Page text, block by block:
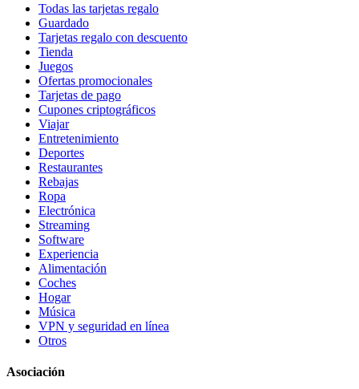
Todas las tarjetas regalo
Guardado
Tarjetas regalo con descuento
Tienda
Juegos
Ofertas promocionales
Tarjetas de pago
Cupones criptográficos
Viajar
Entretenimiento
Deportes
Restaurantes
Rebajas
Ropa
Electrónica
Streaming
Software
Experiencia
Alimentación
Coches
Hogar
Música
VPN y seguridad en línea
Otros
Asociación